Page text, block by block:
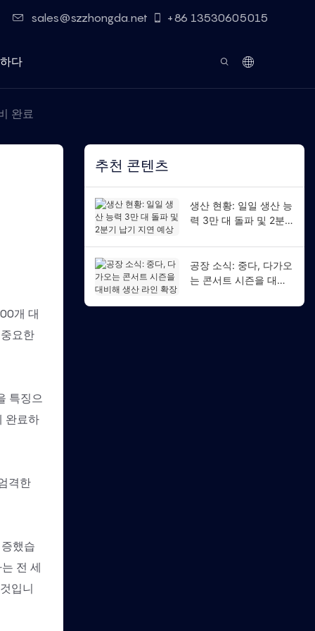
sales@szzhongda.net +86 13530605015
다
완료
개 대
요한
특징으
완료하
격한
했습
전 세
입니
추천 콘텐츠
생산 현황: 일일 생산 능
력 3만 대 돌파 및 2분
공장 소식: 중다, 다가오
는 콘서트 시즌을 대비